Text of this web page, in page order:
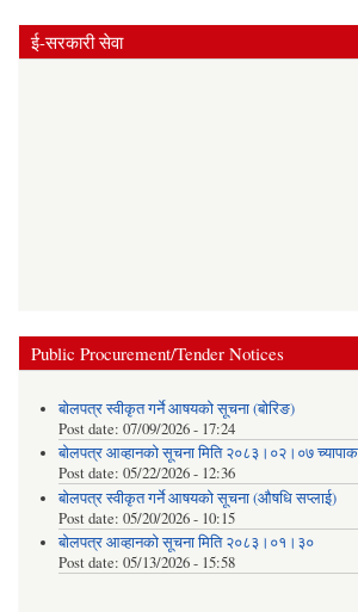
ई-सरकारी सेवा
Public Procurement/Tender Notices
बोलपत्र स्वीकृत गर्ने आषयको सूचना (बोरिङ)
Post date: 07/09/2026 - 17:24
बोलपत्र आव्हानको सूचना मिति २०८३।०२।०७
Post date: 05/22/2026 - 12:36
बोलपत्र स्वीकृत गर्ने आषयको सूचना (औषधि सप्लाई)
Post date: 05/20/2026 - 10:15
बोलपत्र आव्हानको सूचना मिति २०८३।०१।३०
Post date: 05/13/2026 - 15:58